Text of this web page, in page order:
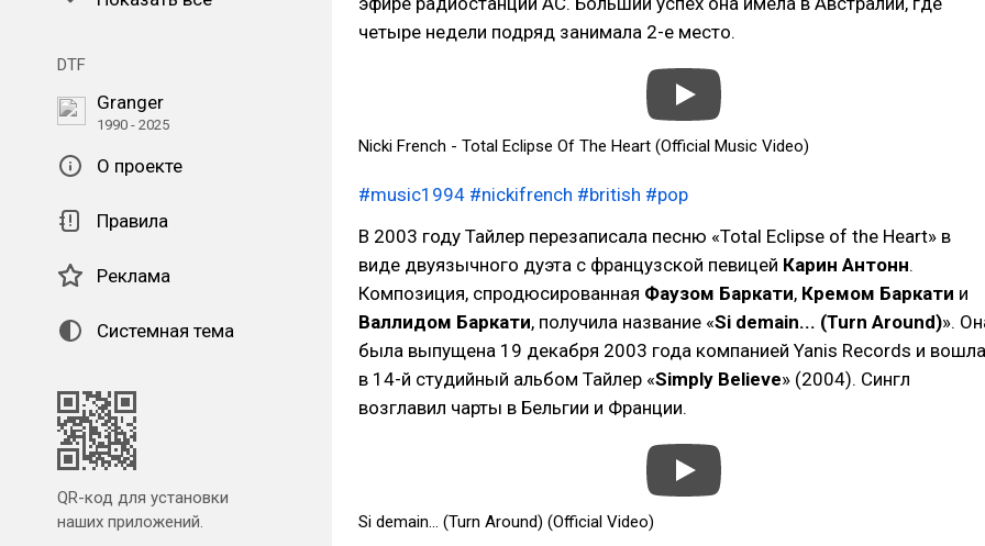
DTF
Granger
1990 - 2025
О проекте
Правила
Реклама
Системная тема
QR-код для установки
наших приложений.
четыре недели подряд занимала 2-е место.
Nicki French - Total Eclipse Of The Heart (Official Music Video)
#music1994 #nickifrench #british #pop
В 2003 году Тайлер перезаписала песню «Total Eclipse of the Heart» в
виде двуязычного дуэта с французской певицей Карин Антонн.
Композиция, спродюсированная Фаузом Баркати, Кремом Баркати и
Валлидом Баркати, получила название «Si demain... (Turn Around)».
была выпущена 19 декабря 2003 года компанией Yanis Records и вошла
в 14-й студийный альбом Тайлер «Simply Believe» (2004). Сингл
возглавил чарты в Бельгии и Франции.
Si demain... (Turn Around) (Official Video)